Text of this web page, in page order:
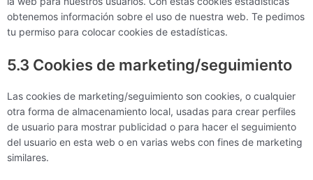
obtenemos información sobre el uso de nuestra web. Te pedimos
tu permiso para colocar cookies de estadísticas.
5.3 Cookies de marketing/seguimiento
Las cookies de marketing/seguimiento son cookies, o cualquier
otra forma de almacenamiento local, usadas para crear perfiles
de usuario para mostrar publicidad o para hacer el seguimiento
del usuario en esta web o en varias webs con fines de marketing
similares.